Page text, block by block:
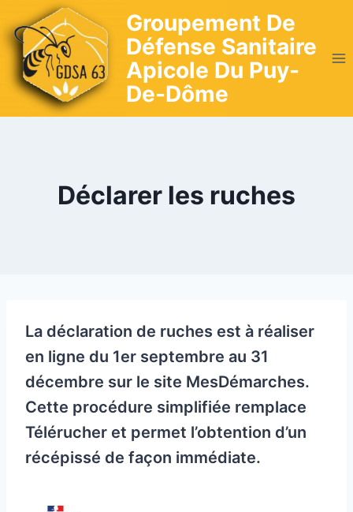
to
content
Groupement De
Défense Sanitaire
Apicole Du Puy-
De-Dôme
Déclarer les ruches
La déclaration de ruches est à réaliser
en ligne du 1er septembre au 31
décembre sur le site MesDémarches.
Cette procédure simplifiée remplace
Télérucher et permet l’obtention d’un
récépissé de façon immédiate.